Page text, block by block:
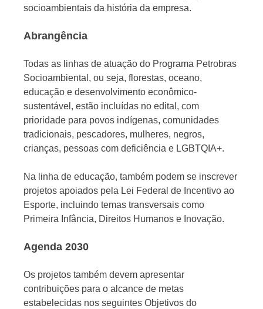
socioambientais da história da empresa.
Abrangência
Todas as linhas de atuação do Programa Petrobras
Socioambiental, ou seja, florestas, oceano,
educação e desenvolvimento econômico-
sustentável, estão incluídas no edital, com
prioridade para povos indígenas, comunidades
tradicionais, pescadores, mulheres, negros,
crianças, pessoas com deficiência e LGBTQIA+.
Na linha de educação, também podem se inscrever
projetos apoiados pela Lei Federal de Incentivo ao
Esporte, incluindo temas transversais como
Primeira Infância, Direitos Humanos e Inovação.
Agenda 2030
Os projetos também devem apresentar
contribuições para o alcance de metas
estabelecidas nos seguintes Objetivos do